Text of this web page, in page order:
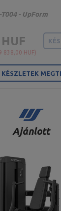
838,00 HUF)
- UpForm
Ajánlott